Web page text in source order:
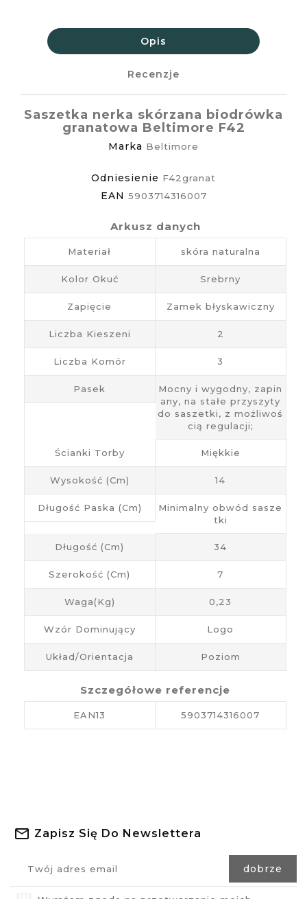
Opis
Recenzje
Saszetka nerka skórzana biodrówka
granatowa Beltimore F42
Marka Beltimore
Odniesienie F42granat
EAN 5903714316007
Arkusz danych
Materiał skóra naturalna
Kolor Okuć Srebrny
Zapięcie Zamek błyskawiczny
Liczba Kieszeni 2
Liczba Komór 3
Pasek
Mocny i wygodny, zapin
any, na stałe przyszyty
do saszetki, z możliwoś
cią regulacji;
Ścianki Torby Miękkie
Wysokość (cm) 14
Długość Paska (cm)
Minimalny obwód sasze
tki
Długość (cm) 34
Szerokość (cm) 7
Waga(kg) 0,23
Wzór Dominujący Logo
Układ/Orientacja Poziom
Szczegółowe referencje
EAN13 5903714316007
Zapisz Się Do Newslettera